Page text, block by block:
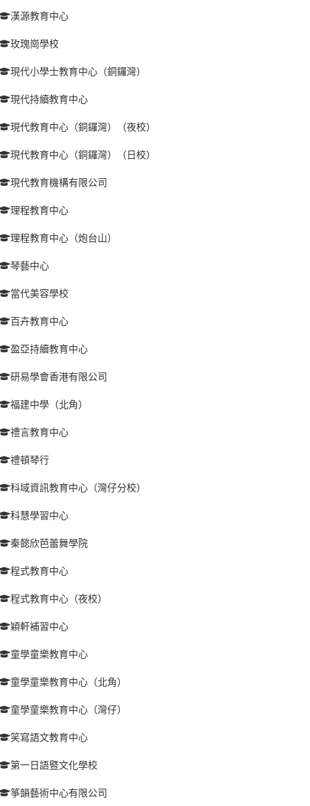
漢源教育中心
玫瑰崗學校
現代小學士教育中心（銅鑼灣）
現代持續教育中心
現代教育中心（銅鑼灣）（夜校）
現代教育中心（銅鑼灣）（日校）
現代教育機構有限公司
理程教育中心
理程教育中心（炮台山）
琴藝中心
當代美容學校
百卉教育中心
盈亞持續教育中心
研易學會香港有限公司
福建中學（北角）
禮言教育中心
禮頓琴行
科域資訊教育中心（灣仔分校）
科慧學習中心
秦懿欣芭蕾舞學院
程式教育中心
程式教育中心（夜校）
穎軒補習中心
童學童樂教育中心
童學童樂教育中心（北角）
童學童樂教育中心（灣仔）
笑寫語文教育中心
第一日語暨文化學校
箏韻藝術中心有限公司